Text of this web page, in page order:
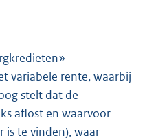
:
0
K
b
variabele rente, waarbij
stelt dat de
aflost en waarvoor
is te vinden), waar